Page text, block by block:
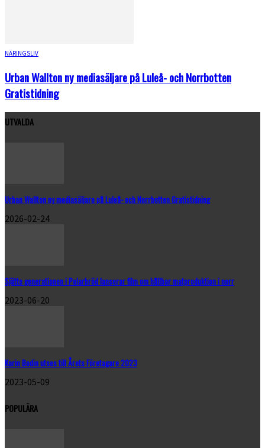
NÄRINGSLIV
Urban Wallton ny mediasäljare på Luleå- och Norrbotten
Gratistidning
UTVALDA
Urban Wallton ny mediasäljare på Luleå- och Norrbotten Gratistidning
2026-02-24
Sjätte generationen i Polarbröd lanserar film om hållbar matproduktion i norr
2023-06-20
Karin Bodin utses till Årets Företagare 2023
2023-05-09
POPULÄRA